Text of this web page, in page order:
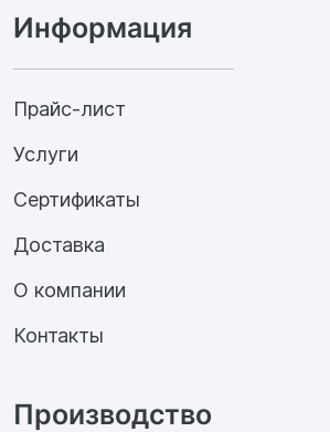
Производство
Информация
Прайс-лист
Услуги
Сертификаты
Доставка
О компании
Контакты